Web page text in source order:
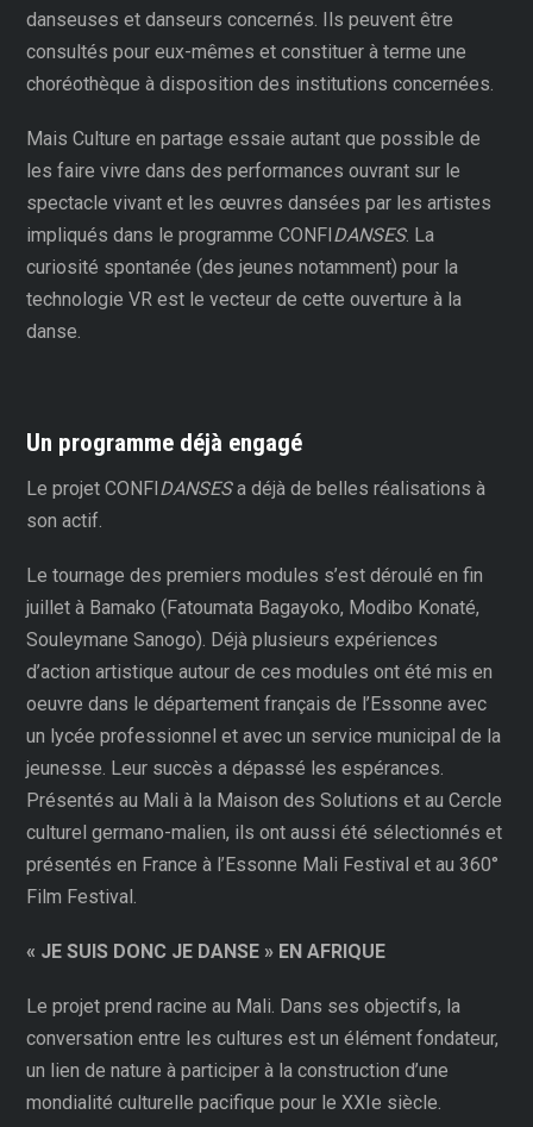
danseuses et danseurs concernés. Ils peuvent être
consultés pour eux-mêmes et constituer à terme une
choréothèque à disposition des institutions concernées.
Mais Culture en partage essaie autant que possible de
les faire vivre dans des performances ouvrant sur le
spectacle vivant et les œuvres dansées par les artistes
impliqués dans le programme CONFIDANSES. La
curiosité spontanée (des jeunes notamment) pour la
technologie VR est le vecteur de cette ouverture à la
danse.
Un programme déjà engagé
Le projet CONFIDANSESa déjà de belles réalisations à
son actif.
Le tournage des premiers modules s’est déroulé en fin
juillet à Bamako (Fatoumata Bagayoko, Modibo Konaté,
Souleymane Sanogo). Déjà plusieurs expériences
d’action artistique autour de ces modules ont été mis en
oeuvre dans le département français de l’Essonne avec
un lycée professionnel et avec un service municipal de la
jeunesse. Leur succès a dépassé les espérances.
Présentés au Mali à la Maison des Solutions et au Cercle
culturel germano-malien, ils ont aussi été sélectionnés et
présentés en France à l’Essonne Mali Festival et au 360°
Film Festival.
« JE SUIS DONC JE DANSE » EN AFRIQUE
Le projet prend racine au Mali. Dans ses objectifs, la
conversation entre les cultures est un élément fondateur,
un lien de nature à participer à la construction d’une
mondialité culturelle pacifique pour le XXIe siècle.